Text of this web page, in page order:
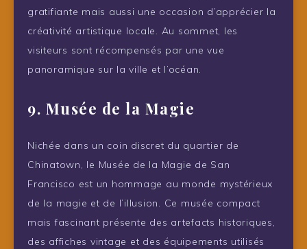
gratifiante mais aussi une occasion d’apprécier la
créativité artistique locale. Au sommet, les
visiteurs sont récompensés par une vue
panoramique sur la ville et l’océan.
9. Musée de la Magie
Nichée dans un coin discret du quartier de
Chinatown, le Musée de la Magie de San
Francisco est un hommage au monde mystérieux
de la magie et de l’illusion. Ce musée compact
mais fascinant présente des artefacts historiques,
des affiches vintage et des équipements utilisés